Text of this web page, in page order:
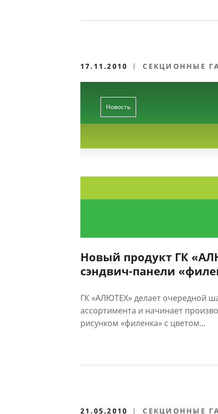
17.11.2010 СЕКЦИОННЫЕ
Новость
Новый продукт ГК
сэндвич-панели
ГК «АЛЮТЕХ» делает очередной
ассортимента и начинает
рисунком «филенка» с цветом...
21.05.2010 СЕКЦИОННЫЕ